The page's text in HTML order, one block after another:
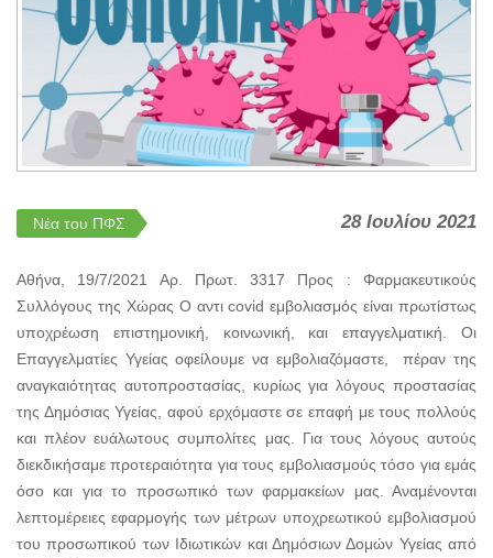
Νέα του ΠΦΣ 28 Ιουλίου 2021
Αθήνα, 19/7/2021 Αρ. Πρωτ. 3317 Προς : Φαρμακευτικούς
Συλλόγους της Χώρας Ο αντι covid εμβολιασμός είναι πρωτίστως
υποχρέωση επιστημονική, κοινωνική, και επαγγελματική. Οι
Επαγγελματίες Υγείας οφείλουμε να εμβολιαζόμαστε, πέραν της
αναγκαιότητας αυτοπροστασίας, κυρίως για λόγους προστασίας
της Δημόσιας Υγείας, αφού ερχόμαστε σε επαφή με τους πολλούς
και πλέον ευάλωτους συμπολίτες μας. Για τους λόγους αυτούς
διεκδικήσαμε προτεραιότητα για τους εμβολιασμούς τόσο για εμάς
όσο και για το προσωπικό των φαρμακείων μας. Αναμένονται
λεπτομέρειες εφαρμογής των μέτρων υποχρεωτικού εμβολιασμού
του προσωπικού των Ιδιωτικών και Δημόσιων Δομών Υγείας από